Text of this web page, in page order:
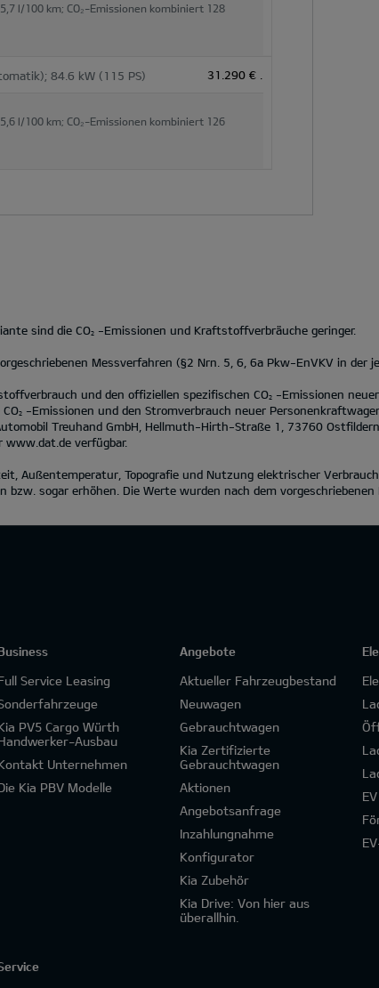
5,7 l/100 km; CO₂-Emissionen kombiniert 128
84.6 kW (115 PS) 31.290 €
5,6 l/100 km; CO₂-Emissionen kombiniert 126
sind die CO2 -Emissionen und Kraftstoffverbräuche geringer.
Messverfahren (§2 Nrn. 5, 6, 6a Pkw-EnVKV in der
und den offiziellen spezifischen CO2
-Emissionen
2
-Emissionen und den Stromverbrauch neuer
Treuhand GmbH, Hellmuth-Hirth-Straße 1, 73760
www.dat.de verfügbar.
Außentemperatur, Topografie und Nutzung elektrischer
bzw. sogar erhöhen. Die Werte wurden nach dem
Service Leasing
PV5 Cargo Würth
Ausbau
Unternehmen
Kia PBV Modelle
Angebote
Aktueller Fahrzeugbestand
Neuwagen
Gebrauchtwagen
Kia Zertifizierte
Gebrauchtwagen
Aktionen
Angebotsanfrage
Inzahlungnahme
Konfigurator
Kia Zubehör
Kia Drive: Von hier aus
überallhin.